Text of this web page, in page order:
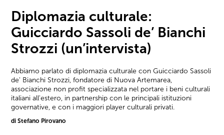
Diplomazia culturale:
Guicciardo Sassoli de’ Bianchi
Strozzi (un’intervista)
Abbiamo parlato di diplomazia culturale con Guicciardo Sassoli
de' Bianchi Strozzi, fondatore di Nuova Artemarea,
associazione non profit specializzata nel portare i beni culturali
italiani all'estero, in partnership con le principali istituzioni
governative, e con i maggiori player culturali privati.
di Stefano Pirovano